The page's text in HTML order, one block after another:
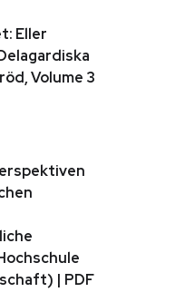
Eller
Volume 3
| PDF